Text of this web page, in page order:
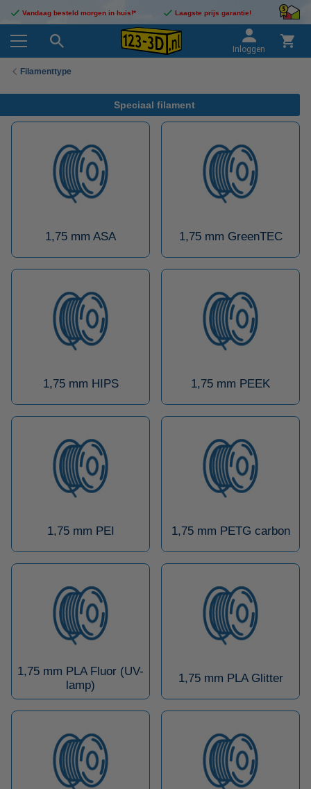
Vandaag besteld morgen in huis!* Laagste prijs garantie!
Inloggen
Filamenttype
Speciaal filament
1,75 mm ASA 1,75 mm GreenTEC
1,75 mm HIPS 1,75 mm PEEK
1,75 mm PEI 1,75 mm PETG carbon
1,75 mm PLA Fluor (UV-
lamp)
1,75 mm PLA Glitter